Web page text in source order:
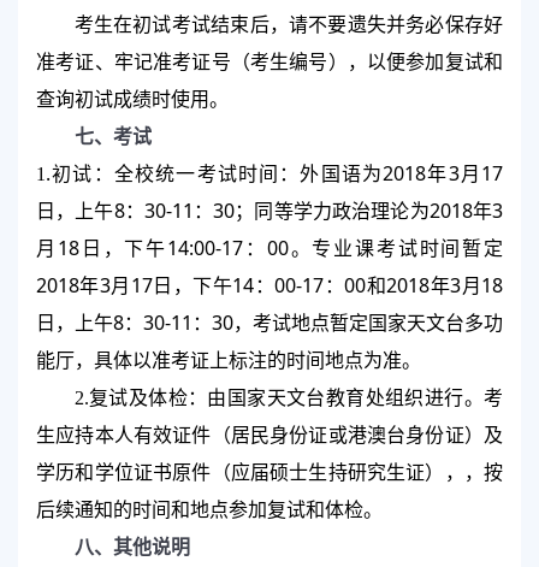
考生在初试考试结束后，请不要遗失并务必保存好
准考证、牢记准考证号（考生编号），以便参加复试和
查询初试成绩时使用。
七、考试
1 .初试：全校统一考试时间：外国语为2018年3月 17
日，上午8： 30-11 ：30；同等学力政治理论为2018年3
月 18日，下午14:00-17 ： 00。专业课考试时间暂定
2018年3月 17日，下午14 ：00-17 ：00和2018年3月 18
日，上午8： 30-11 ： 30，考试地点暂定国家天文台多功
能厅，具体以准考证上标注的时间地点为准。
2.复试及体检：由国家天文台教育处组织进行。考
生应持本人有效证件（居民身份证或港澳台身份证）及
学历和学位证书原件（应届硕士生持研究生证），，按
后续通知的时间和地点参加复试和体检。
八、其他说明